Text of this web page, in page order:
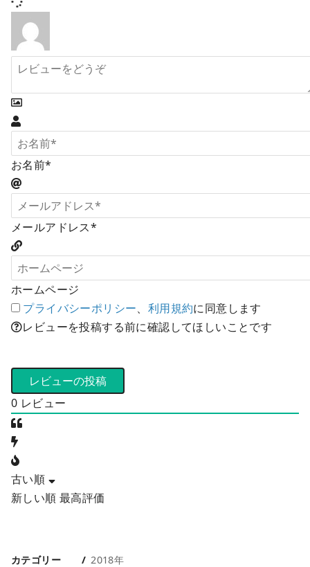
お名前*
メールアドレス*
ホームページ
プライバシーポリシー、 利用規約に同意します
レビューを投稿する前に確認してほしいことです
0 レビュー
古い順
新しい順 最高評価
カテゴリー
2018年